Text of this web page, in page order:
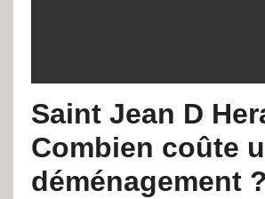
Saint Jean D
Combien coûte
déménagement ?